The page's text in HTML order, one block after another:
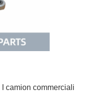
I camion commerciali